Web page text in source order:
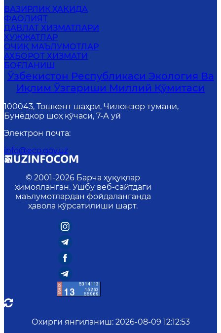
ВАЗИРЛИК ҲАҚИДА
ФАОЛИЯТ
ДАВЛАТ ХИЗМАТЛАРИ
ҲУЖЖАТЛАР
ОЧИҚ МАЪЛУМОТЛАР
АХБОРОТ ХИЗМАТИ
БОҒЛАНИШ
Ўзбекистон Республикаси Экология Ва
Иқлим Ўзгариши Миллий Қўмитаси
100043, Тошкент шаҳри, Чилонзор тумани,
Бунёдкор шоҳ кўчаси, 7-А уй
Электрон почта:
info@eco.gov.uz
© 2001-2026 Барча ҳуқуқлар
ҳимояланган. Ушбу веб-сайтдаги
маълумотлардан фойдаланганда
ҳавола кўрсатилиши шарт.
Охирги янгиланиш: 2026-08-09 12:12:53